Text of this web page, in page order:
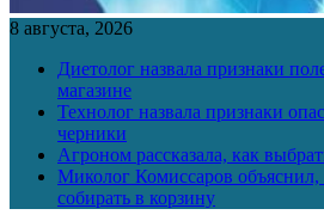
8 августа, 2026
Диетолог назвала признаки
магазине
Технолог назвала признаки
черники
Агроном рассказала, как
Миколог Комиссаров
собирать в корзину